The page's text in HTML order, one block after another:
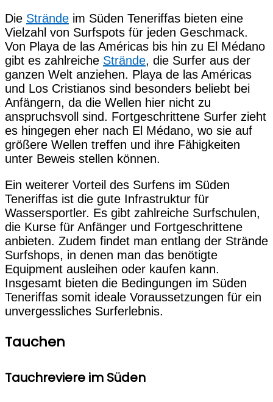
Die Strände im Süden Teneriffas bieten eine
Vielzahl von Surfspots für jeden Geschmack.
Von Playa de las Américas bis hin zu El Médano
gibt es zahlreiche Strände, die Surfer aus der
ganzen Welt anziehen. Playa de las Américas
und Los Cristianos sind besonders beliebt bei
Anfängern, da die Wellen hier nicht zu
anspruchsvoll sind. Fortgeschrittene Surfer zieht
es hingegen eher nach El Médano, wo sie auf
größere Wellen treffen und ihre Fähigkeiten
unter Beweis stellen können.
Ein weiterer Vorteil des Surfens im Süden
Teneriffas ist die gute Infrastruktur für
Wassersportler. Es gibt zahlreiche Surfschulen,
die Kurse für Anfänger und Fortgeschrittene
anbieten. Zudem findet man entlang der Strände
Surfshops, in denen man das benötigte
Equipment ausleihen oder kaufen kann.
Insgesamt bieten die Bedingungen im Süden
Teneriffas somit ideale Voraussetzungen für ein
unvergessliches Surferlebnis.
Tauchen
Tauchreviere im Süden